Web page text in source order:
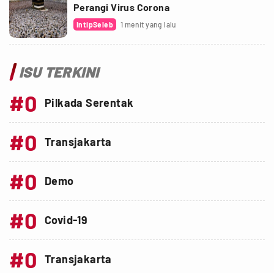
Perangi Virus Corona
IntipSeleb 1 menit yang lalu
ISU TERKINI
#0 Pilkada Serentak
#0 Transjakarta
#0 Demo
#0 Covid-19
#0 Transjakarta